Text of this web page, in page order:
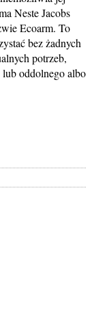
Neste Jacobs
Ecoarm. To
bez żadnych
potrzeb,
lub oddolnego albo